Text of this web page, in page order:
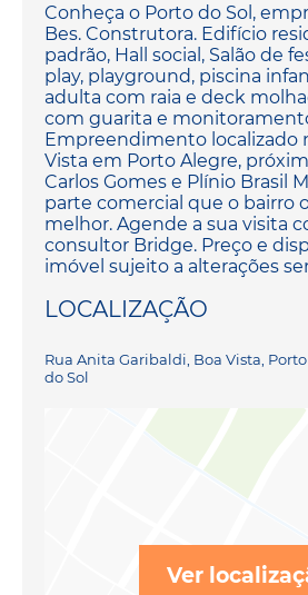
Conheça o Porto do Sol,
Bes. Construtora. Edifício
padrão, Hall social, Salão de
play, playground, piscina
adulta com raia e deck
com guarita e
Empreendimento localizado
Vista em Porto Alegre,
Carlos Gomes e Plínio Brasil
parte comercial que o bairro
melhor. Agende a sua visita
consultor Bridge. Preço e
imóvel sujeito a alterações
LOCALIZAÇÃO
Rua Anita Garibaldi, Boa Vista,
do Sol
Ver